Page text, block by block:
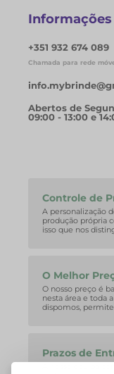
Informações
+351 932 674 089
Chamada para rede
Abertos de
09:00 - 13:00 e
Controle de
A personalização
produção própria
isso que nos
O Melhor
O nosso preço é
nesta área e toda
dispomos,
Prazos de